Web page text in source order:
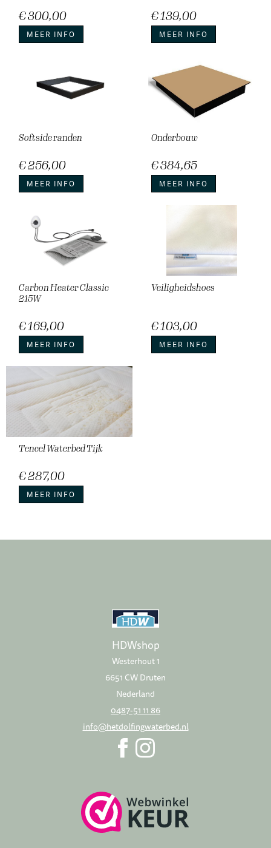
Ingebouwde wekker
ingebouwde bijvulreminder
geschikt voor netvrijschakeling
Kies dus voor comfort. Kies voor de Carbon Heater IQ voor een
warm waterbed
€ 300,00
MEER INFO
€ 139,00
MEER INFO
Softside randen
€ 256,00
MEER INFO
Onderbouw
€ 384,65
MEER INFO
Carbon Heater Classic
215W
€ 169,00
MEER INFO
Veiligheidshoes
€ 103,00
MEER INFO
Tencel Waterbed Tijk
€ 287,00
MEER INFO
HDWshop
Westerhout 1
6651 CW Druten
Nederland
0487-51 11 86
info@hetdolfingwaterbed.nl